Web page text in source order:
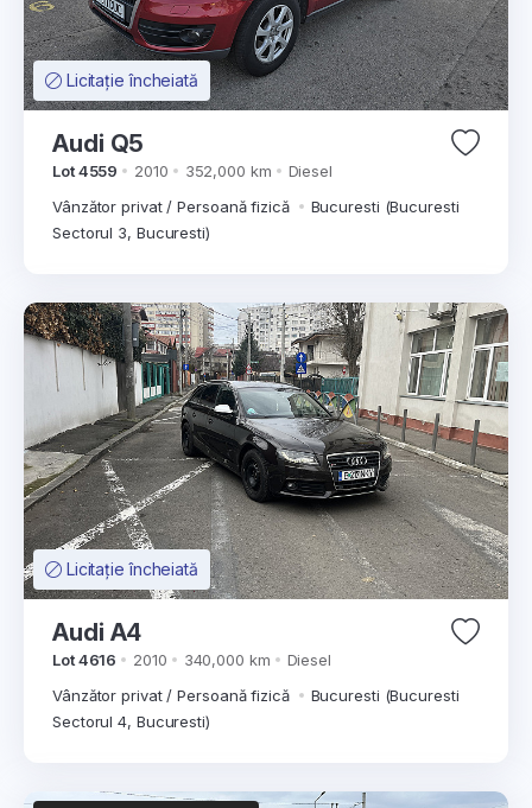
Licitație încheiată
Audi Q5
Lot 4559 2010 352,000 km
Diesel
Vânzător privat / Persoană fizică
Bucuresti (Bucuresti
Sectorul 3, Bucuresti)
Licitație încheiată
Audi A4
Lot 4616 2010 340,000 km
Diesel
Vânzător privat / Persoană fizică
Bucuresti (Bucuresti
Sectorul 4, Bucuresti)